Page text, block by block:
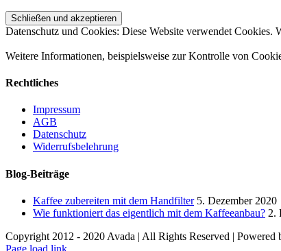
Datenschutz und Cookies: Diese Website verwendet
Weitere Informationen, beispielsweise zur Kontrolle von
Rechtliches
Impressum
AGB
Datenschutz
Widerrufsbelehrung
Blog-Beiträge
Kaffee zubereiten mit dem Handfilter 5. Dezember 2020
Wie funktioniert das eigentlich mit dem Kaffeeanbau? 2.
Copyright 2012 - 2020 Avada | All Rights Reserved | Powered
Facebook
Instagram
E-
Page load link